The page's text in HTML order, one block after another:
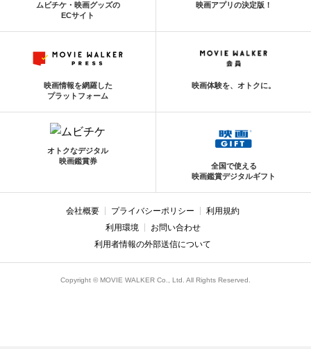
ムビチケ・映画グッズの
ECサイト
映画アプリの決定版！
映画情報を網羅した
プラットフォーム
映画体験を、オトクに。
オトクなデジタル
映画鑑賞券
全国で使える
映画鑑賞デジタルギフト
会社概要 プライバシーポリシー
利用規約
利用環境
お問い合わせ
利用者情報の外部送信について
Copyright © MOVIE WALKER Co., Ltd. All Rights Reserved.